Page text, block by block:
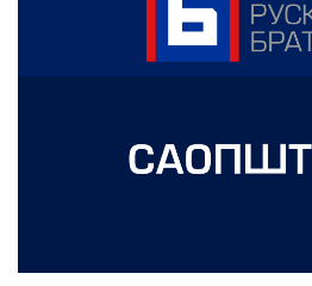
«Девушку задержали. В отделе
видео с извинениями. На неё